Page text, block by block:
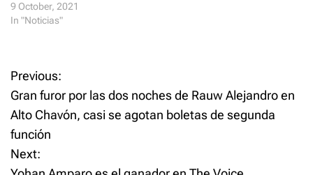
9 October, 2021
In "Noticias"
P
o
s
Previous:
Gran furor por las dos noches de Rauw Alejandro en
Alto Chavón, casi se agotan boletas de segunda
función
Next: